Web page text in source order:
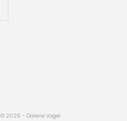
© 2026 - Galerie Vogel